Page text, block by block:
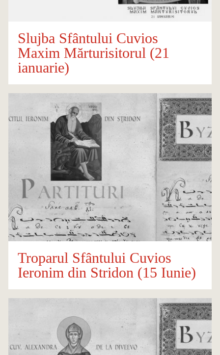
Slujba Sfântului Cuvios
Maxim Mărturisitorul (21
ianuarie)
Troparul Sfântului Cuvios
Ieronim din Stridon (15 Iunie)